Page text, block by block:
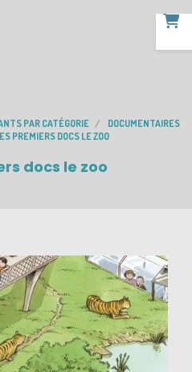
PAR CATÉGORIE
DOCUMENTAIRES
PREMIERS DOCS LE ZOO
docs le zoo